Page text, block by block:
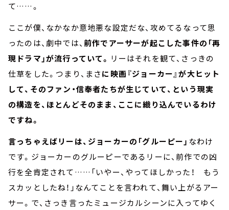
て……。
ここが僕、なかなか意地悪な設定だな、攻めてるなって思
ったのは、劇中では、 前作でアーサーが起こした事件の「再
現ドラマ」が流行っていて。 リーはそれを観て、さっきの
仕草をした。つまり、まさに映画『ジョーカー』が大ヒット
して、そのファン・信奉者たちが生じていて、という現実
の構造を、ほとんどそのまま、ここに織り込んでいるわけ
ですね。
言っちゃえばリーは、ジョーカーの「グルーピー」 なわけ
です。ジョーカーのグルーピーであるリーに、前作での凶
行を全肯定されて……「いやー、やってほしかった！ もう
スカッとしたね！」なんてことを言われて、舞い上がるアー
サー。で、さっき言ったミュージカルシーンに入ってゆく